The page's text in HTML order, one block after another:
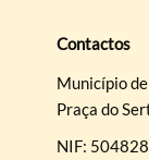
Contactos
Município
Praça do
NIF: